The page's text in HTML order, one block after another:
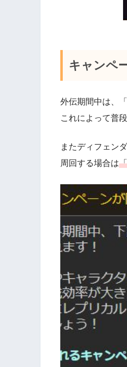
キャンペ
外伝期間中は、
これによって普段
またディフェン
周回する場合は